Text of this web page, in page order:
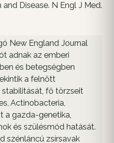
Disease. N Engl J Med.
New England Journal
adnak az emberi
és betegségben
a felnőtt
fő törzseit
Actinobacteria,
a gazda-genetika,
és szülésmód hatását.
szénláncú zsírsavak